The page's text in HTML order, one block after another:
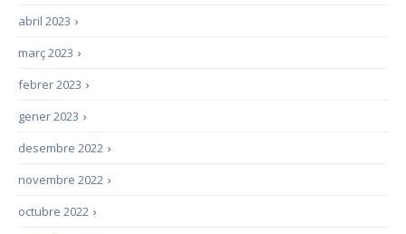
›
abril 2023
›
març 2023
›
febrer 2023
›
gener 2023
›
desembre 2022
›
novembre 2022
›
octubre 2022